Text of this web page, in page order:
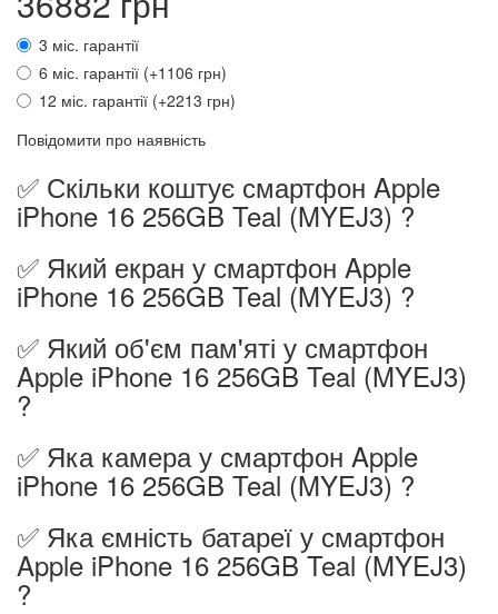
3 міс. гарантії
6 міс. гарантії (+1106 грн)
12 міс. гарантії (+2213 грн)
Повідомити про наявність
✅ Скільки коштує смартфон Apple
iPhone 16 256GB Teal (MYEJ3) ?
✅ Який екран у смартфон Apple
iPhone 16 256GB Teal (MYEJ3) ?
✅ Який об'єм пам'яті у смартфон
Apple iPhone 16 256GB Teal (MYEJ3)
?
✅ Яка камера у смартфон Apple
iPhone 16 256GB Teal (MYEJ3) ?
✅ Яка ємність батареї у смартфон
Apple iPhone 16 256GB Teal (MYEJ3)
?